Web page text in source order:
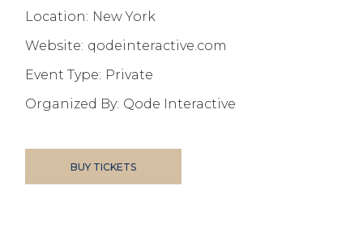
Location: New York
Website: qodeinteractive.com
Event Type: Private
Organized By: Qode Interactive
BUY TICKETS